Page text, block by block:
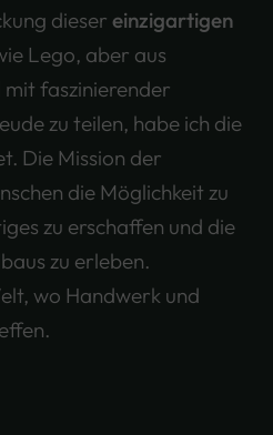
dieser einzigartigen
Lego, aber aus
faszinierender
zu teilen, habe ich die
Die Mission der
die Möglichkeit zu
zu erschaffen und die
zu erleben.
wo Handwerk und